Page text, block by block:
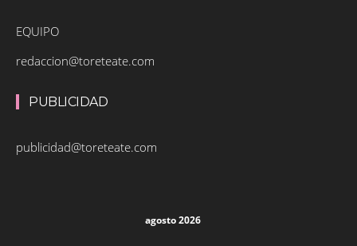
EQUIPO
redaccion@toreteate.com
PUBLICIDAD
publicidad@toreteate.com
agosto 2026